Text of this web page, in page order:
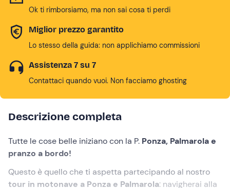
Ok ti rimborsiamo, ma non sai cosa ti perdi
Miglior prezzo garantito
Lo stesso della guida: non applichiamo commissioni
Assistenza 7 su 7
Contattaci quando vuoi. Non facciamo ghosting
Descrizione completa
Tutte le cose belle iniziano con la P. Ponza, Palmarola e
pranzo a bordo!
Questo è quello che ti aspetta partecipando al nostro
tour in motonave a Ponza e Palmarola: navigherai alla